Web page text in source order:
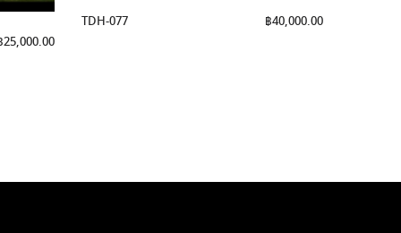
25,000.00
TDH-077 ฿40,000.00